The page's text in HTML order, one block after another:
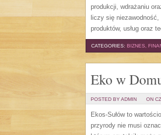
produkcji, wdrażaniu
liczy się
produktów, usług oraz
CATEGORIES: BIZNES,
Eko w
POSTED BY ADMIN ON
Ekos-Sułów to
przyrody nie musi